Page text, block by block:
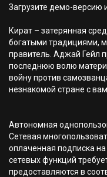
Загрузите демо-версию
Кират – затерянная
богатыми традициями,
правитель. Аджай Гейл
последнюю волю
войну против
незнакомой стране с
Автономная
Сетевая
оплаченная подписка
сетевых функций
предоставляются в